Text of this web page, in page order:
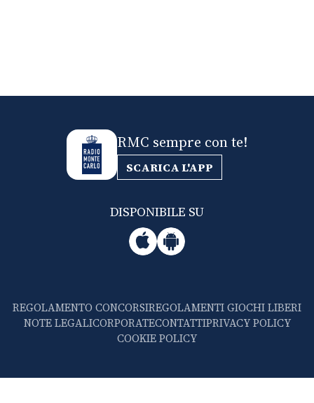
RMC sempre con te!
SCARICA L'APP
DISPONIBILE SU
REGOLAMENTO CONCORSIREGOLAMENTI GIOCHI LIBERI
NOTE LEGALICORPORATECONTATTIPRIVACY POLICY
COOKIE POLICY